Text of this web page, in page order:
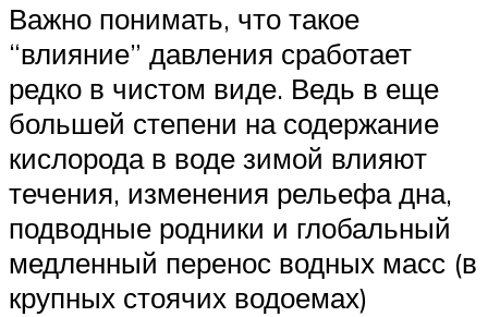
Важно понимать, что такое
“влияние” давления сработает
редко в чистом виде. Ведь в еще
большей степени на содержание
кислорода в воде зимой влияют
течения, изменения рельефа дна,
подводные родники и глобальный
медленный перенос водных масс (в
крупных стоячих водоемах)